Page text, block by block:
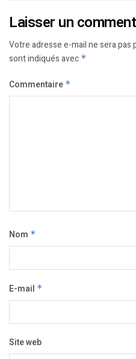
Laisser un
Votre adresse e-mail ne sera pas
sont indiqués avec *
Commentaire *
Nom *
E-mail *
Site web